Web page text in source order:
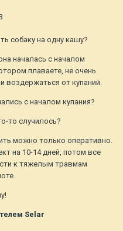
собаку на одну кашу?
началась с началом
плаваете, не очень
воздержаться от купаний.
с началом купания?
то случилось?
можно только оперативно.
на 10-14 дней, потом все
к тяжелым травмам
Selar